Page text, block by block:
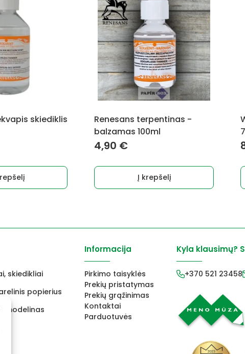
skiediklis
Renesans terpentinas -
balzamas 100ml
4,90 €
Į krepšelį
skiedikliai
popierius
modelinas
Informacija
Pirkimo taisyklės
Prekių pristatymas
Prekių grąžinimas
Kontaktai
Parduotuvės
Kyla klausimų?
+370 521 23458